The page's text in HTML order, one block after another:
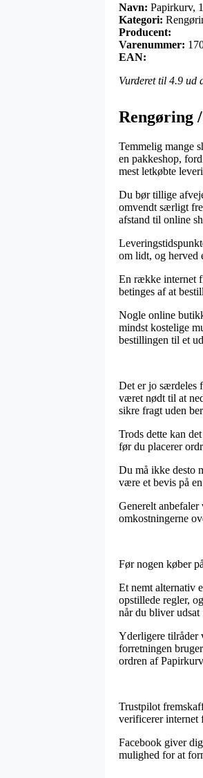
Navn: Papirkurv,
Kategori:
Producent:
Varenummer:
EAN:
Vurderet til 4.9 ud
Rengøring
Temmelig mange
en pakkeshop,
mest letkøbte
Du bør tillige
omvendt særligt
afstand til online
om lidt, og herved
En række internet
betinges af at
Nogle online
mindst kostelige
bestillingen til et
Det er jo særdeles
været nødt til at
sikre fragt uden
Trods dette kan
før du placerer
Du må ikke desto
være et bevis på
Generelt
omkostningerne
Før nogen køber
Et nemt alternativ
opstillede regler,
når du bliver
Yderligere tilråder
forretningen
ordren af
Trustpilot
verificerer internet
Facebook giver
mulighed for at